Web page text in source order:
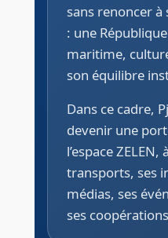
sans renoncer
: une
maritime,
son équilibre
Dans ce cadre,
devenir une
l’espace
transports, ses
médias, ses
ses